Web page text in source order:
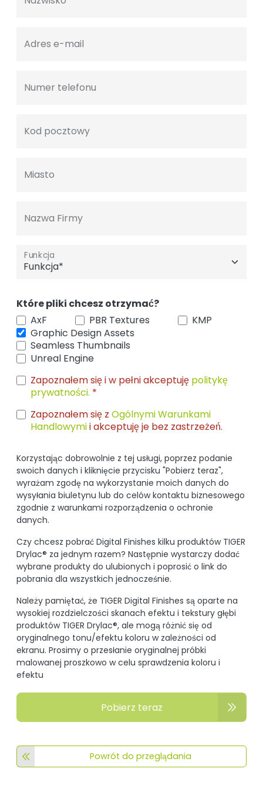
Adres e-mail
Numer telefonu
Kod pocztowy
Miasto
Nazwa Firmy
Funkcja
Które pliki chcesz otrzymać?
AxF
PBR Textures
KMP
Graphic Design Assets
Seamless Thumbnails
Unreal Engine
Zapoznałem się i w pełni akceptuję politykę
prywatności. *
Zapoznałem się z Ogólnymi Warunkami
Handlowymii akceptuję je bez zastrzeżeń.
Korzystając dobrowolnie z tej usługi, poprzez podanie
swoich danych i kliknięcie przycisku "Pobierz teraz",
wyrażam zgodę na wykorzystanie moich danych do
wysyłania biuletynu lub do celów kontaktu biznesowego
zgodnie z warunkami rozporządzenia o ochronie
danych.
Czy chcesz pobrać Digital Finishes kilku produktów TIGER
Drylac® za jednym razem? Następnie wystarczy dodać
wybrane produkty do ulubionych i poprosić o link do
pobrania dla wszystkich jednocześnie.
Należy pamiętać, że TIGER Digital Finishes są oparte na
wysokiej rozdzielczości skanach efektu i tekstury głębi
produktów TIGER Drylac®, ale mogą różnić się od
oryginalnego tonu/efektu koloru w zależności od
ekranu. Prosimy o przesłanie oryginalnej próbki
malowanej proszkowo w celu sprawdzenia koloru i
efektu
Pobierz teraz
Powrót do przeglądania